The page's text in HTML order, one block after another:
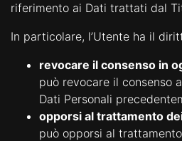
riferimento ai Dati trattati dal
In particolare, l’Utente ha il
revocare il consenso in
può revocare il consenso
Dati Personali
opporsi al trattamento
può opporsi al